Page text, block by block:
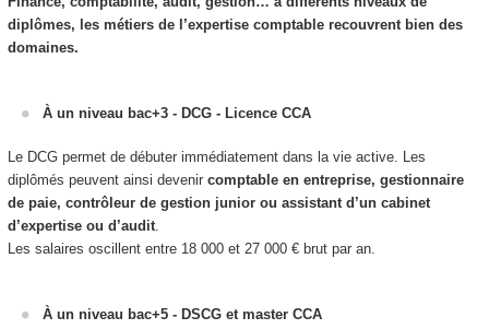
diplômes, les métiers de l’expertise comptable recouvrent bien des
domaines.
À un niveau bac+3 - DCG - Licence CCA
Le DCG permet de débuter immédiatement dans la vie active. Les
diplômés peuvent ainsi devenir comptable en entreprise, gestionnaire
de paie, contrôleur de gestion junior ou assistant d’un cabinet
d’expertise ou d’audit.
Les salaires oscillent entre 18 000 et 27 000 € brut par an.
À un niveau bac+5 - DSCG et master CCA